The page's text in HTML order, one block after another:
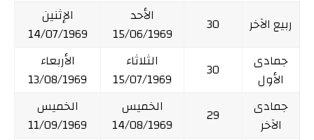
ربيع الآخر
30
الأحد
15/06/1969
الإثنين
14/07/1969
جمادى
الأول
30
الثلاثاء
15/07/1969
الأربعاء
13/08/1969
جمادى
الآخر
29
الخميس
14/08/1969
الخميس
11/09/1969